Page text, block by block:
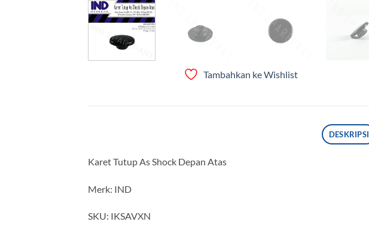
Tambahkan ke Wishlist
DESKRIPSI
Karet Tutup As Shock Depan Atas
Merk: IND
SKU: IKSAVXN